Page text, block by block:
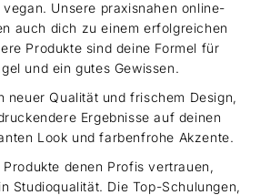
Unsere praxisnahen online-
auch dich zu einem erfolgreichen
Produkte sind deine Formel für
und ein gutes Gewissen.
neuer Qualität und frischem Design,
Ergebnisse auf deinen
Look und farbenfrohe Akzente.
denen Profis vertrauen,
Studioqualität. Die Top-Schulungen,